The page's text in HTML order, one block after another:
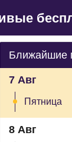
Ближайшие
7 Авг
Пятница
8 Авг